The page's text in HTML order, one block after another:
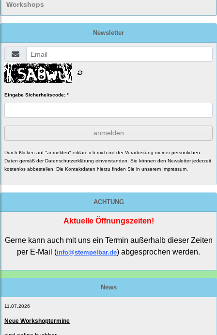
Workshops
Newsletter
Eingabe Sicherheitscode: *
anmelden
Durch Klicken auf "anmelden" erkläre ich mich mit der Verarbeitung meiner persönlichen
Daten gemäß der Datenschutzerklärung einverstanden. Sie können den Newsletter jederzeit
kostenlos abbestellen. Die Kontaktdaten hierzu finden Sie in unserem Impressum.
ACHTUNG
Aktuelle Öffnungszeiten!
Gerne kann auch mit uns ein Termin außerhalb dieser Zeiten
per E-Mail (info@stempelbar.de) abgesprochen werden.
News
11.07.2026
Neue Workshoptermine